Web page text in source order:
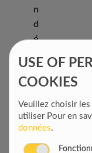
n
d
é
s
u
l
a
c
USE OF
COOKIES
Veuillez choisir
utiliser Pour en
données.